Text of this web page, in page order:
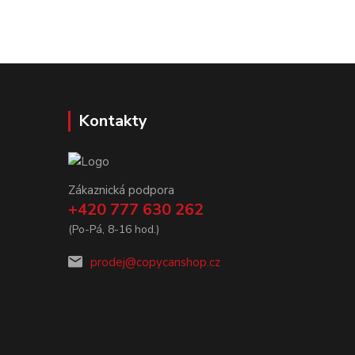
Kontakty
Zákaznická podpora
+420 777 630 262
(Po-Pá, 8-16 hod.)
prodej@copycanshop.cz